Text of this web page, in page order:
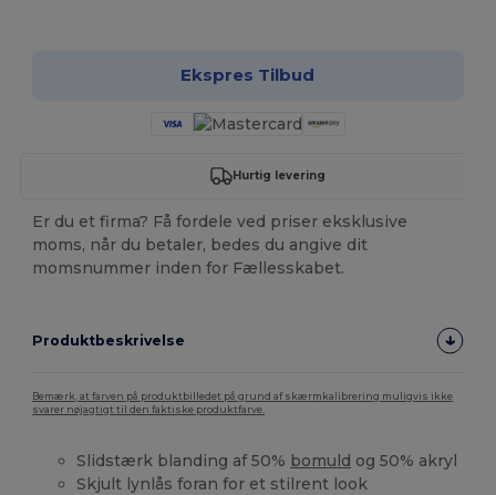
Ekspres Tilbud
Hurtig levering
Er du et firma? Få fordele ved priser eksklusive
moms, når du betaler, bedes du angive dit
momsnummer inden for Fællesskabet.
Produktbeskrivelse
Bemærk, at farven på produktbilledet på grund af skærmkalibrering muligvis ikke
svarer nøjagtigt til den faktiske produktfarve.
Slidstærk blanding af 50% bomuld og 50% akryl
Skjult lynlås foran for et stilrent look